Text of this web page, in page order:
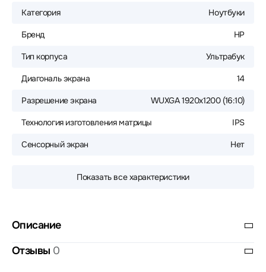
Категория Ноутбуки
Бренд HP
Тип корпуса Ультрабук
Диагональ экрана 14
Разрешение экрана WUXGA 1920x1200 (16:10)
Технология изготовления матрицы IPS
Сенсорный экран Нет
Показать все характеристики
Описание
Отзывы 0